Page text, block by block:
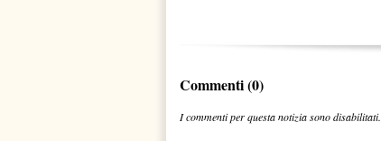
Commenti (0)
I commenti per questa notizia sono disabilitati.